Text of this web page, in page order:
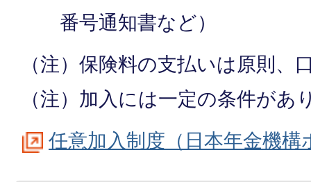
番号通知書など）
（注）保険料の支払いは原則、
（注）加入には一定の条件があ
任意加入制度（日本年金機構